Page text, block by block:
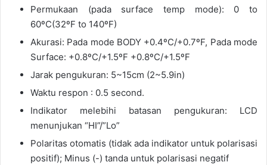
Permukaan (pada surface temp mode): 0 to
60ºC(32ºF to 140ºF)
Akurasi: Pada mode BODY +0.4ºC/+0.7ºF, Pada mode
Surface: +0.8ºC/+1.5ºF +0.8ºC/+1.5ºF
Jarak pengukuran: 5~15cm (2~5.9in)
Waktu respon : 0.5 second.
Indikator melebihi batasan pengukuran: LCD
menunjukan “HI”/”Lo”
Polaritas otomatis (tidak ada indikator untuk polarisasi
positif); Minus (-) tanda untuk polarisasi negatif